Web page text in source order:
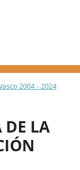
2004 - 2024
DE LA